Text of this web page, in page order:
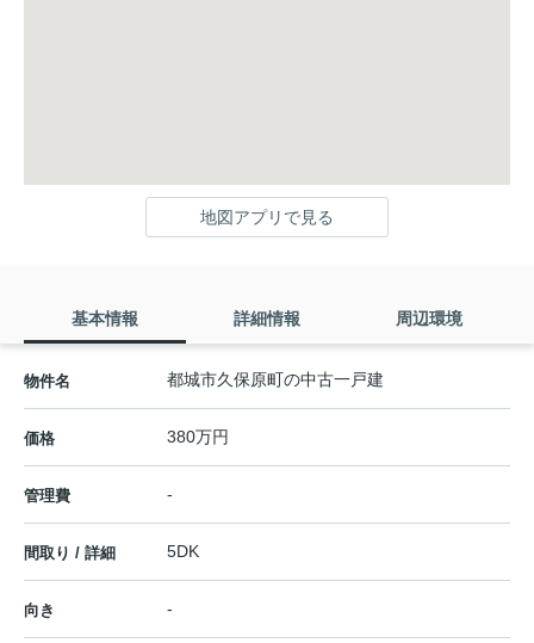
地図アプリで見る
基本情報 詳細情報 周辺環境
物件名 都城市久保原町の中古一戸建
価格 380万円
管理費 -
間取り / 詳細 5DK
向き -